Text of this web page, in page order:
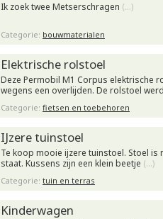
Ik zoek twee Metserschragen (…)
Categorie: bouwmaterialen
Elektrische rolstoel
Deze Permobil M1 Corpus elektrische
wegens een overlijden. De rolstoel
Categorie: fietsen en toebehoren
IJzere tuinstoel
Te koop mooie ijzere tuinstoel. Stoel is
staat. Kussens zijn een klein beetje (…)
Categorie: tuin en terras
Kinderwagen